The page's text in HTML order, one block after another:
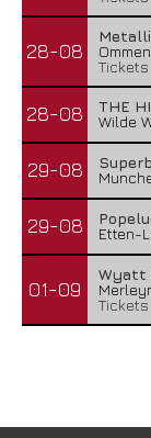
28-08
Ommen
Tickets
28-08
THE
Wilde
29-08
29-08
Etten-
01-09
Wyatt
Tickets